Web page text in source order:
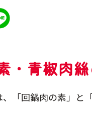
・青椒肉
「回鍋肉の素」と